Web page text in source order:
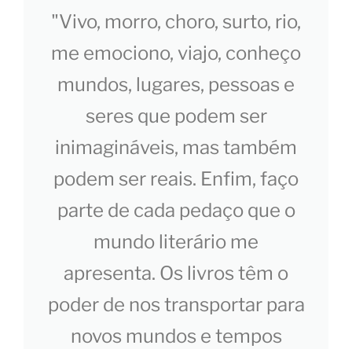
"Vivo, morro, choro, surto, rio,
me emociono, viajo, conheço
mundos, lugares, pessoas e
seres que podem ser
inimagináveis, mas também
podem ser reais. Enfim, faço
parte de cada pedaço que o
mundo literário me
apresenta. Os livros têm o
poder de nos transportar para
novos mundos e tempos